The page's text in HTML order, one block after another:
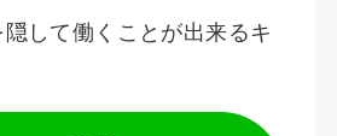
して働くことが出来るキ